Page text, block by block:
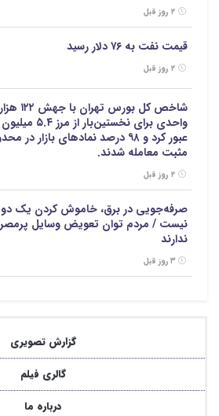
قیمت نفت به ۷۶ دلار رسید
شاخص کل بورس تهران با جهش ۱۲۲ هزار
واحدی برای نخستین‌بار
عبور کرد و ۹۸ درصد نمادهای بازار در
مثبت معامله شدند.
صرفه‌جویی در برق، خاموش کردن یک
نیست / مردم توان تعویض وسایل
ندارند
گزارش تصویری
گالری فیلم
درباره ما